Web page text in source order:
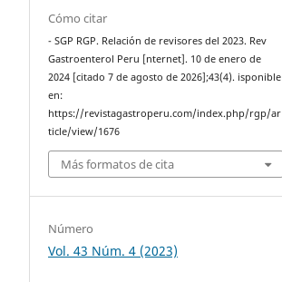
Cómo citar
- SGP RGP. Relación de revisores del 2023. Rev
Gastroenterol Peru [nternet]. 10 de enero de
2024 [citado 7 de agosto de 2026];43(4). isponible
en:
https://revistagastroperu.com/index.php/rgp/ar
ticle/view/1676
Más formatos de cita
Número
Vol. 43 Núm. 4 (2023)